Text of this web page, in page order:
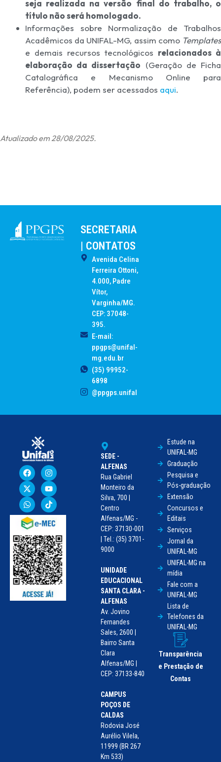
seja realizada na versão final do trabalho, o
título não será homologado.
Informações sobre Normalização de Trabalhos
Acadêmicos da UNIFAL-MG, assim como Templates
e demais recursos tecnológicos relacionados à
elaboração da dissertação (Geração de Ficha
Catalográfica e Mecanismo Online para
Referência), podem ser acessados aqui.
Atualizado em 28/08/2025.
SECRETARIA
| CONTATOS
Avenida Celina
Ferreira Ottoni,
4.000, Padre
Vítor,
Varginha/MG.
CEP: 37048-
395.
E-mail:
ppgps@unifal-
mg.edu.br
(35) 99952-
6898
@ppgps.unifal
SEDE -
ALFENAS
Rua Gabriel
Monteiro da
Silva, 700 |
Centro
Alfenas/MG -
CEP: 37130-001
| Tel.: (35) 3701-
9000
UNIDADE
EDUCACIONAL
SANTA CLARA -
ALFENAS
Av. Jovino
Fernandes
Sales, 2600 |
Bairro Santa
Clara
Alfenas/MG |
CEP: 37133-840
CAMPUS
POÇOS DE
CALDAS
Rodovia José
Aurélio Vilela,
11999 (BR 267
Km 533)
Estude na
UNIFAL-MG
Graduação
Pesquisa e
Pós-graduação
Extensão
Concursos e
Editais
Serviços
Jornal da
UNIFAL-MG
UNIFAL-MG na
mídia
Fale com a
UNIFAL-MG
Lista de
Telefones da
UNIFAL-MG
Transparência
e Prestação de
Contas